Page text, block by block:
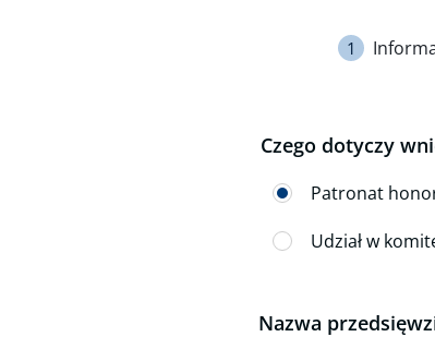
Czego dotyczy
Patronat
Udział w
Nazwa